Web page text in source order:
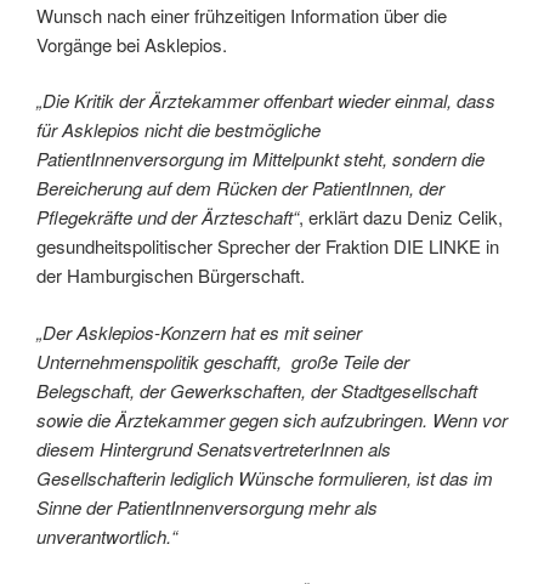
Wunsch nach einer frühzeitigen Information über die
Vorgänge bei Asklepios.
„Die Kritik der Ärztekammer offenbart wieder einmal, dass
für Asklepios nicht die bestmögliche
PatientInnenversorgung im Mittelpunkt steht, sondern die
Bereicherung auf dem Rücken der PatientInnen, der
Pflegekräfte und der Ärzteschaft“, erklärt dazu Deniz Celik,
gesundheitspolitischer Sprecher der Fraktion DIE LINKE in
der Hamburgischen Bürgerschaft.
„Der Asklepios-Konzern hat es mit seiner
Unternehmenspolitik geschafft, große Teile der
Belegschaft, der Gewerkschaften, der Stadtgesellschaft
sowie die Ärztekammer gegen sich aufzubringen. Wenn vor
diesem Hintergrund SenatsvertreterInnen als
Gesellschafterin lediglich Wünsche formulieren, ist das im
Sinne der PatientInnenversorgung mehr als
unverantwortlich.“